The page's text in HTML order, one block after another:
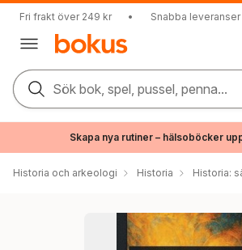
Fri frakt över 249 kr • Snabba leveranser
Sök bok, spel, pussel, penna...
Skapa nya rutiner – hälsoböcker
Historia och arkeologi Historia Historia: